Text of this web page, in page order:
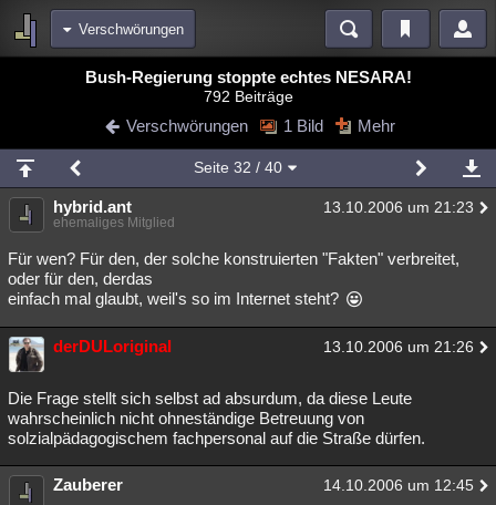
Verschwörungen
Blogs Videos
Chat Wiki Neuigkeiten
meine Rubriken
Menschen Wissenschaft Mystery Kriminalfälle
Spiritualität Verschwörungen Technologie Ufologie
Natur Umfragen Unterhaltung
weitere Rubriken
Philosophie
Astronomie Helpdesk Gruppen Gaming Filme
Musik Clash Verbesserungen
Übersichten
Bush-Regierung stoppte echtes NESARA!
792 Beiträge
Verschwörungen 1 Bild Mehr
Seite 32 / 40
hybrid.ant 13.10.2006 um 21:23
ehemaliges Mitglied
Für wen? Für den, der solche konstruierten "Fakten" verbreitet,
oder für den, derdas
einfach mal glaubt, weil's so im Internet steht?
derDULoriginal 13.10.2006 um 21:26
Die Frage stellt sich selbst ad absurdum, da diese Leute
wahrscheinlich nicht ohneständige Betreuung von
solzialpädagogischem fachpersonal auf die Straße dürfen.
Zauberer 14.10.2006 um 12:45